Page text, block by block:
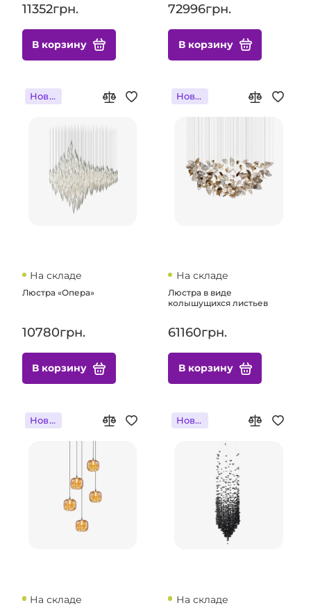
11352грн.
В корзину
72996грн.
В корзину
Новинка
На складе
Люстра «Опера»
10780грн.
В корзину
Новинка
На складе
Люстра в виде
колышущихся листьев
61160грн.
В корзину
Новинка
На складе
Новинка
На складе